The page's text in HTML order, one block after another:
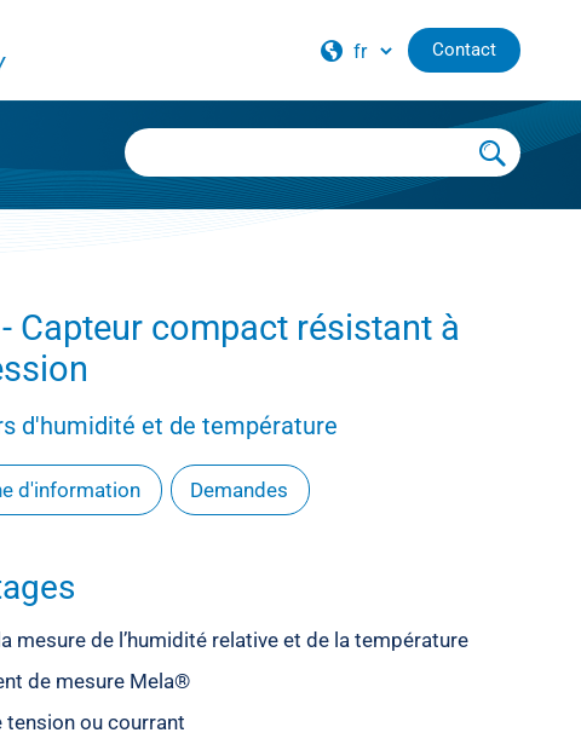
Contact
entier – nos distributeurs internationaux
- Capteur compact résistant à
d'humidité et de température
d'information Demandes
mesure de l’humidité relative et de la température
de mesure Mela®
tension ou courrant